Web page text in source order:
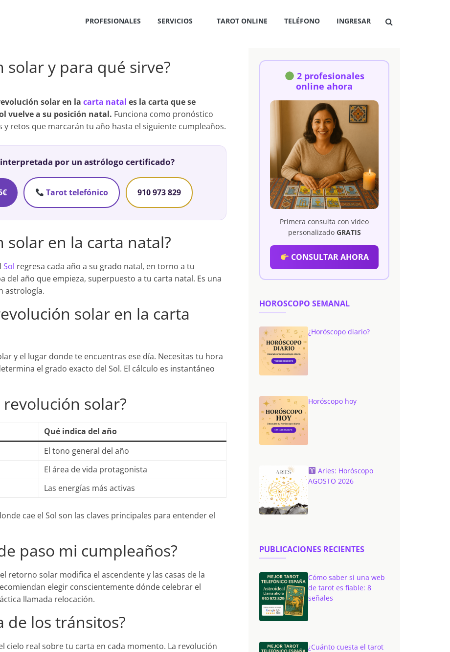
PROFESIONALES SERVICIOS TAROT ONLINE TELÉFONO INGRESAR
solar y para qué sirve?
solar en la carta natal es la carta que se
vuelve a su posición natal. Funciona como pronóstico
retos que marcarán tu año hasta el siguiente cumpleaños.
por un astrólogo certificado?
Tarot telefónico 910 973 829
solar en la carta natal?
Sol regresa cada año a su grado natal, en torno a tu
del año que empieza, superpuesto a tu carta natal. Es una
astrología.
solar en la carta
y el lugar donde te encuentras ese día. Necesitas tu hora
el grado exacto del Sol. El cálculo es instantáneo
solar?
Qué indica del año
El tono general del año
El área de vida protagonista
Las energías más activas
cae el Sol son las claves principales para entender el
paso mi cumpleaños?
retorno solar modifica el ascendente y las casas de la
elegir conscientemente dónde celebrar el
llamada relocación.
de los tránsitos?
cielo real sobre tu carta en cada momento. La revolución
2 profesionales
online ahora
Primera consulta con vídeo
personalizado GRATIS
CONSULTAR AHORA
HOROSCOPO SEMANAL
¿Horóscopo diario?
Horóscopo hoy
Aries: Horóscopo
AGOSTO 2026
PUBLICACIONES RECIENTES
Cómo saber si una web
de tarot es fiable: 8
señales
¿Cuánto cuesta el tarot